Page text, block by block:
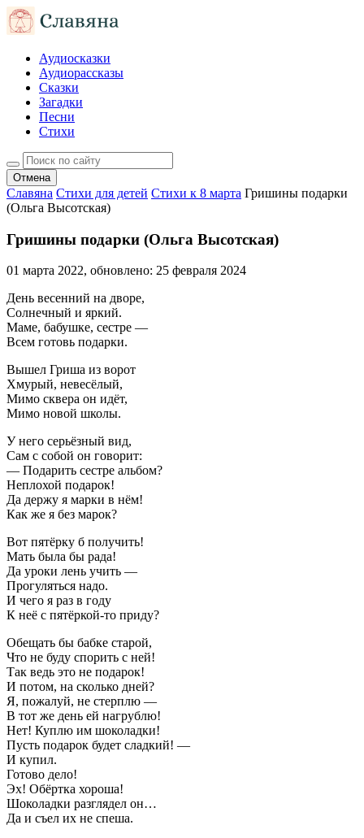
Аудиосказки
Аудиорассказы
Сказки
Загадки
Песни
Стихи
Отмена
Славяна Стихи для детей Стихи к 8 марта Гришины подарки
(Ольга Высотская)
Гришины подарки (Ольга Высотская)
01 марта 2022, обновлено: 25 февраля 2024
День весенний на дворе,
Солнечный и яркий.
Маме, бабушке, сестре —
Всем готовь подарки.
Вышел Гриша из ворот
Хмурый, невесёлый,
Мимо сквера он идёт,
Мимо новой школы.
У него серьёзный вид,
Сам с собой он говорит:
— Подарить сестре альбом?
Неплохой подарок!
Да держу я марки в нём!
Как же я без марок?
Вот пятёрку б получить!
Мать была бы рада!
Да уроки лень учить —
Прогуляться надо.
И чего я раз в году
К неё с пятёркой-то приду?
Обещать бы бабке старой,
Что не буду спорить с ней!
Так ведь это не подарок!
И потом, на сколько дней?
Я, пожалуй, не стерплю —
В тот же день ей нагрублю!
Нет! Куплю им шоколадки!
Пусть подарок будет сладкий! —
И купил.
Готово дело!
Эх! Обёртка хороша!
Шоколадки разглядел он…
Да и съел их не спеша.